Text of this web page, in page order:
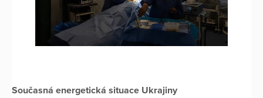
Současná energetická situace Ukrajiny